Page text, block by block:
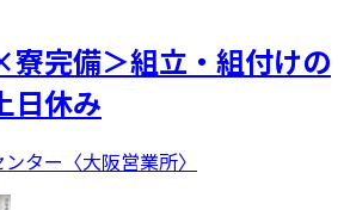
完備＞組立・組付けの
日休み
ター〈大阪営業所〉